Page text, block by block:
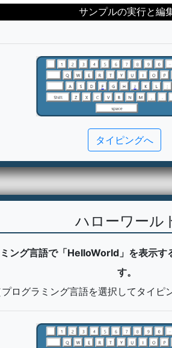
タイピングへ
ハローワール
ング言語で「HelloWorld」を表示す
す。
プログラミング言語を選択してタイピ